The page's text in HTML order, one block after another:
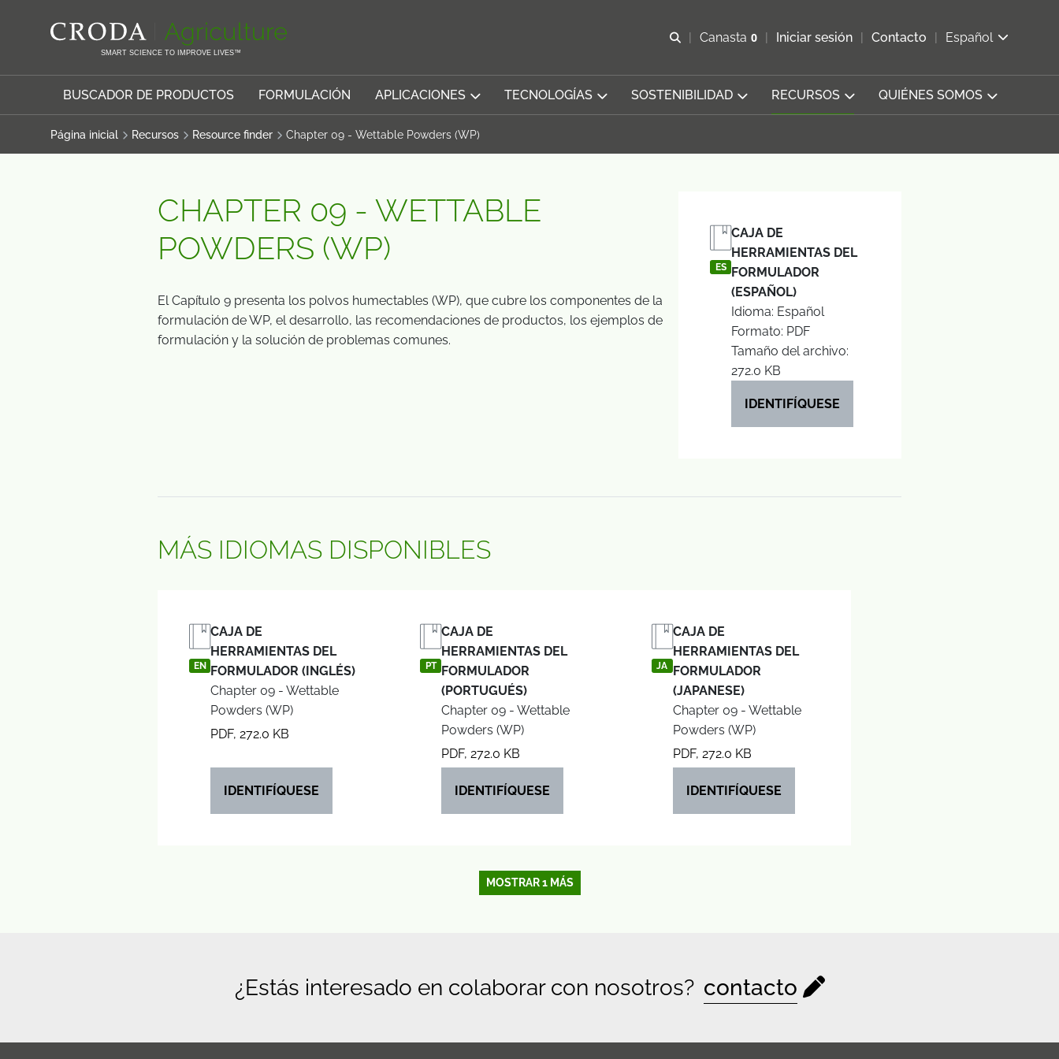
SMART SCIENCE TO IMPROVE LIVES™
Abrir b&#250;squeda
Canasta 0
Ver carrito
Iniciar sesión Contacto Español
BUSCADOR DE PRODUCTOS FORMULACIÓN APLICACIONES TECNOLOGÍAS SOSTENIBILIDAD RECURSOS QUIÉNES SOMOS
Página inicial Recursos Resource finder Chapter 09 - Wettable Powders (WP)
CHAPTER 09 - WETTABLE
POWDERS (WP)
El Capítulo 9 presenta los polvos humectables (WP), que cubre los componentes de la
formulación de WP, el desarrollo, las recomendaciones de productos, los ejemplos de
formulación y la solución de problemas comunes.
ES
CAJA DE
HERRAMIENTAS DEL
FORMULADOR
(ESPAÑOL)
Idioma: Español
Formato: PDF
Tamaño del archivo:
272.0 KB
IDENTIFÍQUESE
MÁS IDIOMAS DISPONIBLES
EN
CAJA DE
HERRAMIENTAS DEL
FORMULADOR (INGLÉS)
Chapter 09 - Wettable
Powders (WP)
PDF, 272.0 KB
IDENTIFÍQUESE
PT
CAJA DE
HERRAMIENTAS DEL
FORMULADOR
(PORTUGUÉS)
Chapter 09 - Wettable
Powders (WP)
PDF, 272.0 KB
IDENTIFÍQUESE
JA
CAJA DE
HERRAMIENTAS DEL
FORMULADOR
(JAPANESE)
Chapter 09 - Wettable
Powders (WP)
PDF, 272.0 KB
IDENTIFÍQUESE
MOSTRAR 1 MÁS
¿Estás interesado en colaborar con nosotros? contacto